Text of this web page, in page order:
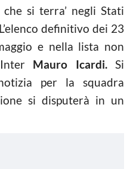
si terra’ negli Stati
definitivo dei 23
e nella lista non
Mauro Icardi.Si
per la squadra
si disputerà in un